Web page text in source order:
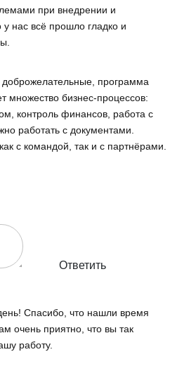
при внедрении и
у нас всё прошло гладко и
программа
множество бизнес-процессов:
контроль финансов, работа с
работать с документами.
с командой, так и с партнёрами.
Ответить
Спасибо, что нашли время
очень приятно, что вы так
работу.